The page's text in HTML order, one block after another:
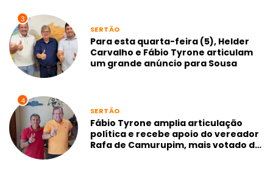
3
SERTÃO
Para esta quarta-feira (5), Helder
Carvalho e Fábio Tyrone articulam
um grande anúncio para Sousa
4
SERTÃO
Fábio Tyrone amplia articulação
política e recebe apoio do vereador
Rafa de Camurupim, mais votado de